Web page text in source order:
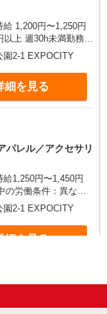
1,200円〜1,250円
以上 週30h未満勤務
園2-1 EXPOCITY
細を見る
パレル／アクセサリ
1,250円〜1,450円
の労働条件：異なる
円
園2-1 EXPOCITY
細を見る